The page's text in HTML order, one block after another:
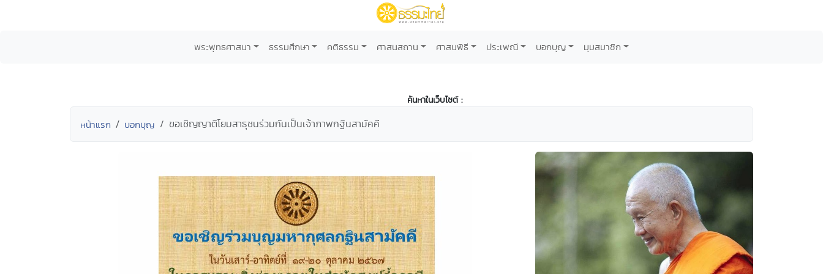
พระพุทธศาสนา ธรรมศึกษา คติธรรม ศาสนสถาน ศาสนพิธี ประเพณี บอกบุญ มุมสมาชิก
ค้นหาในเว็บไซต์ :
หน้าแรก บอกบุญ ขอเชิญญาติโยมสาธุชนร่วมกันเป็นเจ้าภาพกฐินสามัคคี